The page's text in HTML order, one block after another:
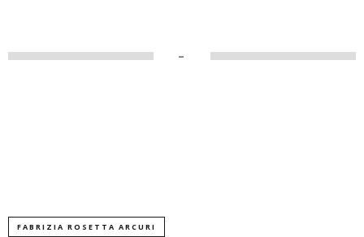
–
FABRIZIA ROSETTA ARCURI